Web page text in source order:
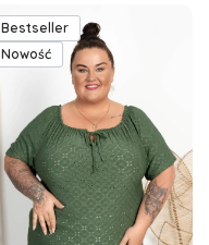
Bestseller
Nowość